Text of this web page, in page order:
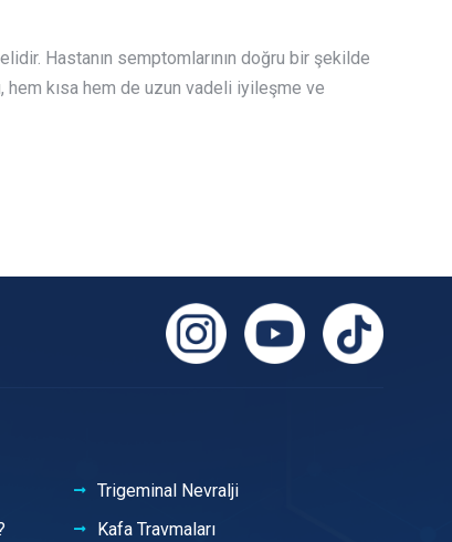
Hastanın semptomlarının doğru bir şekilde
hem kısa hem de uzun vadeli iyileşme ve
Trigeminal Nevralji
Kafa Travmaları